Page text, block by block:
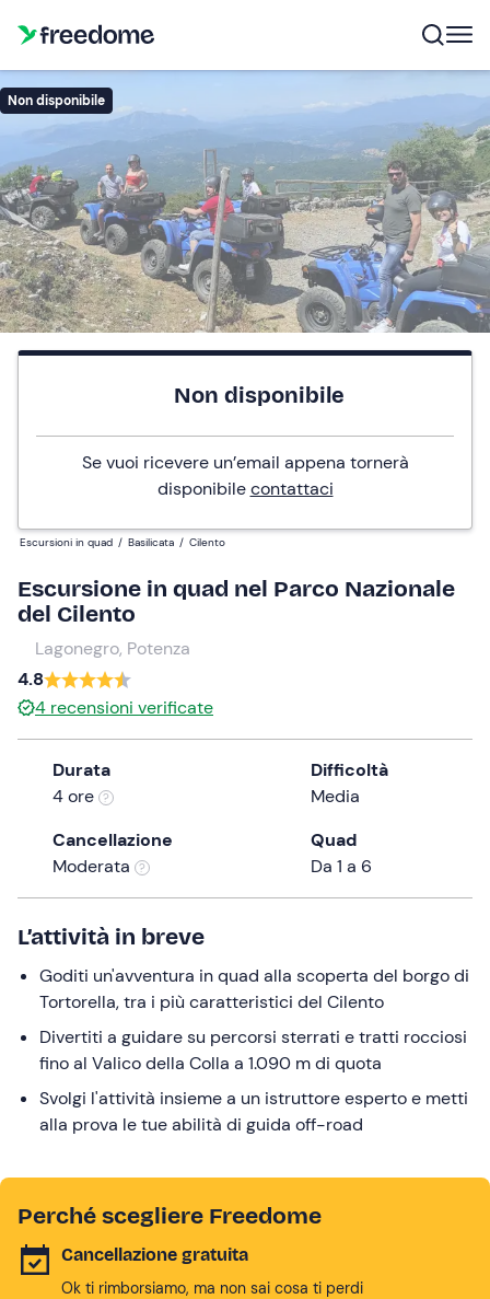
Non disponibile
Non disponibile
Se vuoi ricevere un’email appena tornerà
disponibilecontattaci
Escursioni in quad / Basilicata / Cilento
Escursione in quad nel Parco Nazionale
del Cilento
Lagonegro, Potenza
4.8
4 recensioni verificate
Durata
4 ore
Difficoltà
Media
Cancellazione
Moderata
Quad
Da 1 a 6
L’attività in breve
Goditi un'avventura in quad alla scoperta del borgo di
Tortorella, tra i più caratteristici del Cilento
Divertiti a guidare su percorsi sterrati e tratti rocciosi
fino al Valico della Colla a 1.090 m di quota
Svolgi l'attività insieme a un istruttore esperto e metti
alla prova le tue abilità di guida off-road
Perché scegliere Freedome
Cancellazione gratuita
Ok ti rimborsiamo, ma non sai cosa ti perdi